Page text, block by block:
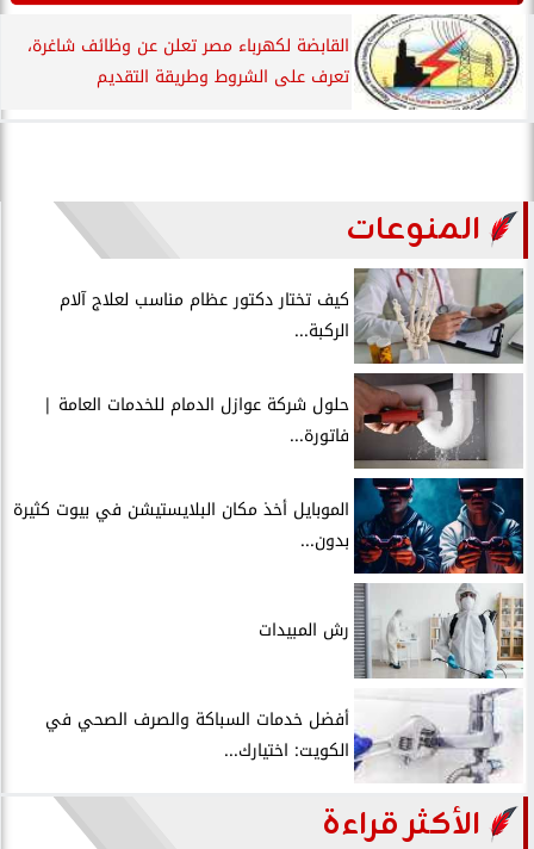
القابضة لكهرباء مصر تعلن عن وظائف شاغرة،
تعرف على الشروط وطريقة التقديم
المنوعات
كيف تختار دكتور عظام مناسب لعلاج آلام
الركبة...
حلول شركة عوازل الدمام للخدمات العامة |
فاتورة...
الموبايل أخذ مكان البلايستيشن في بيوت كثيرة
بدون...
رش المبيدات
أفضل خدمات السباكة والصرف الصحي في
الكويت: اختيارك...
الأكثر قراءة